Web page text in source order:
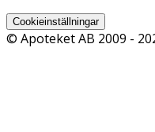
Cookieinställningar
© Apoteket AB 2009 -